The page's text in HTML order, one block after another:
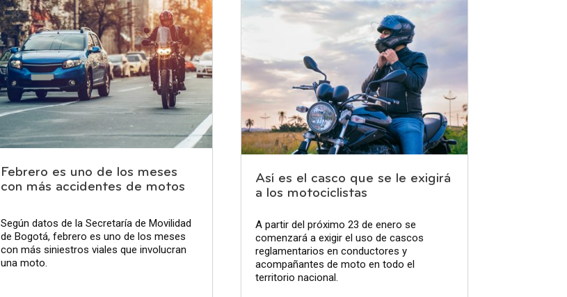
Febrero es uno de los meses
con más accidentes de motos
Según datos de la Secretaría de Movilidad
de Bogotá, febrero es uno de los meses
con más siniestros viales que involucran
una moto.
Así es el casco que se le exigirá
a los motociclistas
A partir del próximo 23 de enero se
comenzará a exigir el uso de cascos
reglamentarios en conductores y
acompañantes de moto en todo el
territorio nacional.